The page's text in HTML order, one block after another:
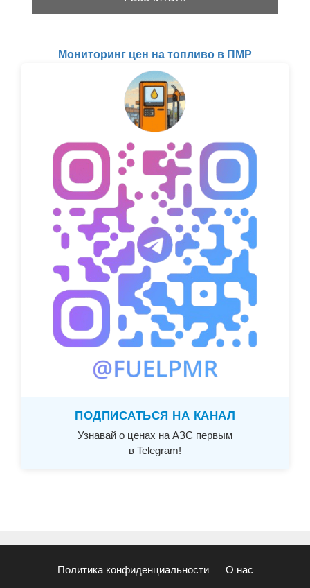
Мониторинг цен на топливо в ПМР
ПОДПИСАТЬСЯ НА КАНАЛ
Узнавай о ценах на АЗС первым
в Telegram!
Политика конфиденциальности О нас